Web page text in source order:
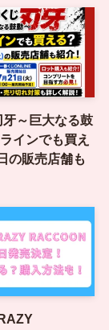
～巨大なる鼓
インでも買え
の販売店舗も